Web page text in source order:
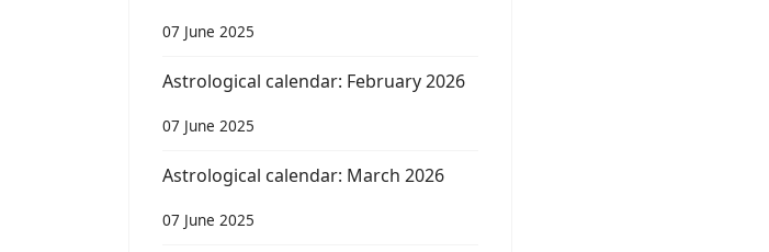
07 June 2025
Astrological calendar: February 2026
07 June 2025
Astrological calendar: March 2026
07 June 2025